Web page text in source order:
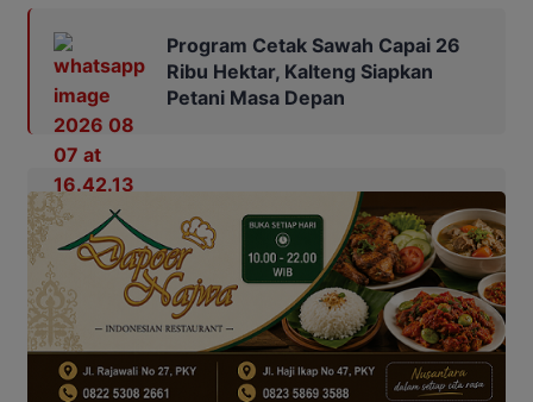
Program Cetak Sawah Capai 26
Ribu Hektar, Kalteng Siapkan
Petani Masa Depan